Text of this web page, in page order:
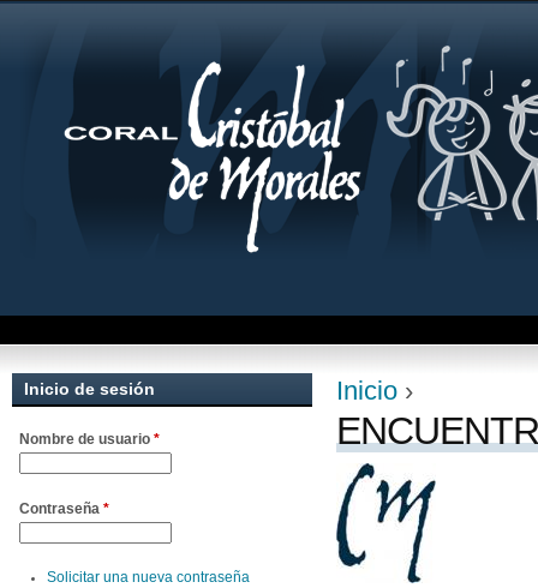
Se encuentra
Inicio ›
Inicio de sesión
Nombre de usuario *
Contraseña *
Solicitar una nueva contraseña